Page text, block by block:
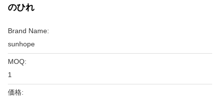
のひれ
Brand Name:
sunhope
MOQ:
1
価格: